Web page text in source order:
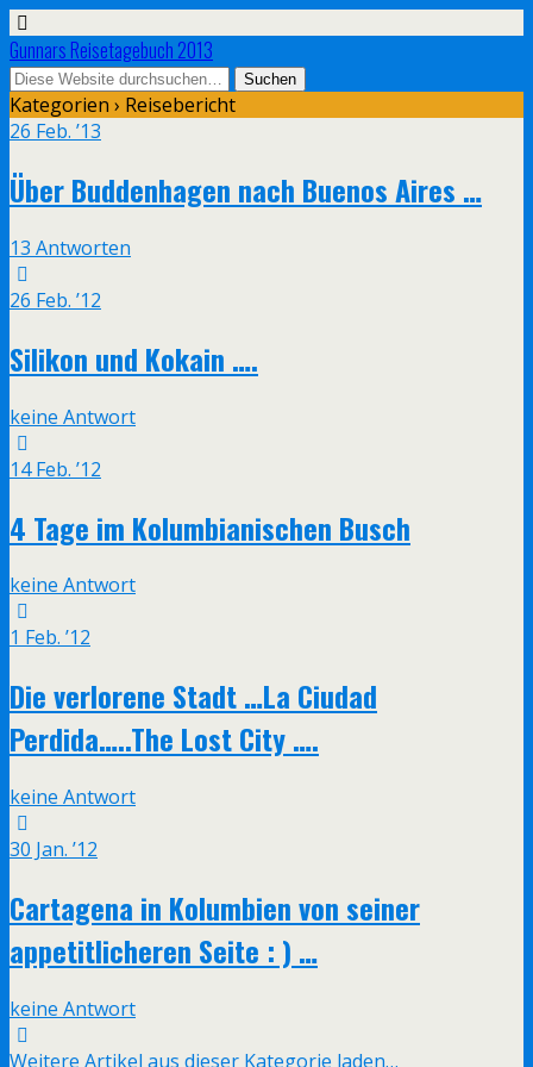
Gunnars Reisetagebuch 2013
Kategorien › Reisebericht
26 Feb. ’13
Über Buddenhagen nach Buenos Aires …
13 Antworten
26 Feb. ’12
Silikon und Kokain ….
keine Antwort
14 Feb. ’12
4 Tage im Kolumbianischen Busch
keine Antwort
1 Feb. ’12
Die verlorene Stadt …La Ciudad
Perdida…..The Lost City ….
keine Antwort
30 Jan. ’12
Cartagena in Kolumbien von seiner
appetitlicheren Seite : ) …
keine Antwort
Weitere Artikel aus dieser Kategorie laden…